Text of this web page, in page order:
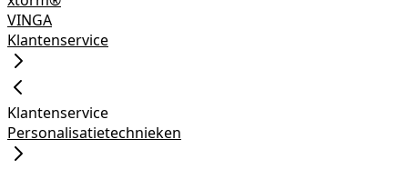
VINGA
Klantenservice
Klantenservice
Personalisatietechnieken